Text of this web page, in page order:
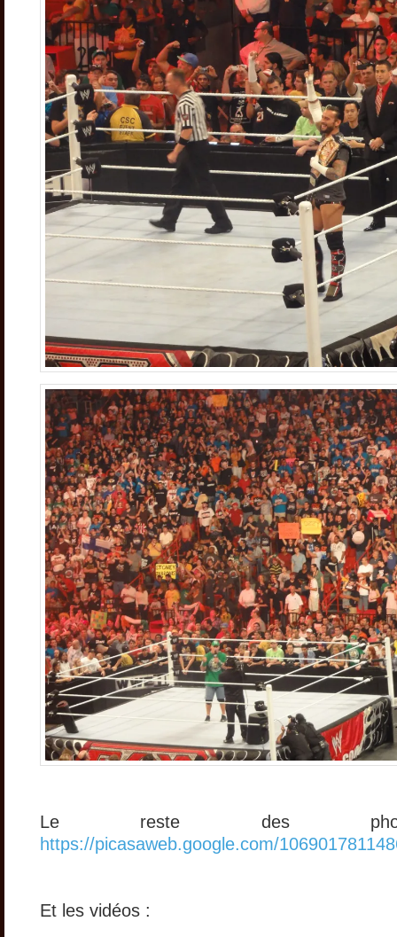
Le reste des
https://picasaweb.google.com/
Et les vidéos :